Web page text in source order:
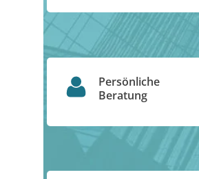
Persönliche
Beratung